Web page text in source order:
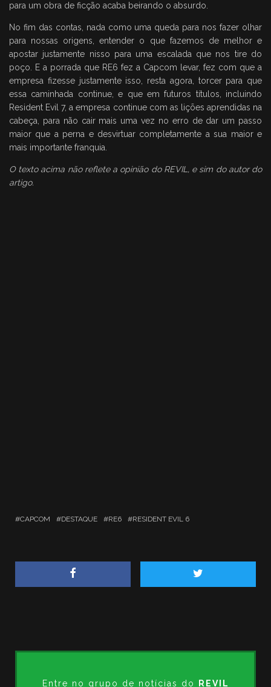
para um obra de ficção acaba beirando o absurdo.
No fim das contas, nada como uma queda para nos fazer olhar
para nossas origens, entender o que fazemos de melhor e
apostar justamente nisso para uma escalada que nos tire do
poço. E a porrada que RE6 fez a Capcom levar, fez com que a
empresa fizesse justamente isso, resta agora, torcer para que
essa caminhada continue, e que em futuros títulos, incluindo
Resident Evil 7, a empresa continue com as lições aprendidas na
cabeça, para não cair mais uma vez no erro de dar um passo
maior que a perna e desvirtuar completamente a sua maior e
mais importante franquia.
O texto acima não reflete a opinião do REVIL, e sim do autor do
artigo.
CAPCOM DESTAQUE RE6 RESIDENT EVIL 6
Entre no grupo de notícias do REVIL